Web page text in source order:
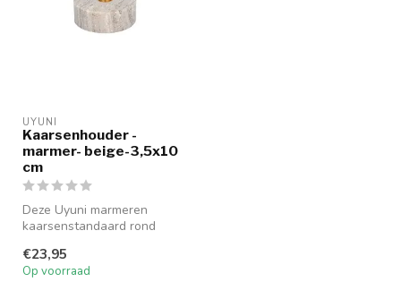
UYUNI
Kaarsenhouder -
marmer- beige-3,5x10
cm
Deze Uyuni marmeren
kaarsenstandaard rond
in je inte...
€23,95
Op voorraad